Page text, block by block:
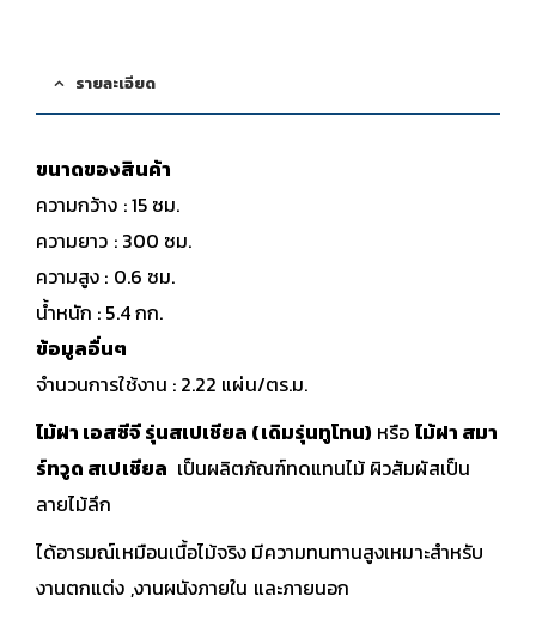
รายละเอียด
ขนาดของสินค้า
ความกว้าง : 15 ซม.
ความยาว : 300 ซม.
ความสูง : 0.6 ซม.
น้ำหนัก : 5.4 กก.
ข้อมูลอื่นๆ
จำนวนการใช้งาน : 2.22 แผ่น/ตร.ม.
ไม้ฝา เอสซีจี รุ่นสเปเชียล (เดิมรุ่นทูโทน) หรือ ไม้ฝา สมา
ร์ทวูด สเปเชียล เป็นผลิตภัณฑ์ทดแทนไม้ ผิวสัมผัสเป็น
ลายไม้ลึก
ได้อารมณ์เหมือนเนื้อไม้จริง มีความทนทานสูงเหมาะสำหรับ
งานตกแต่ง ,งานผนังภายใน และภายนอก